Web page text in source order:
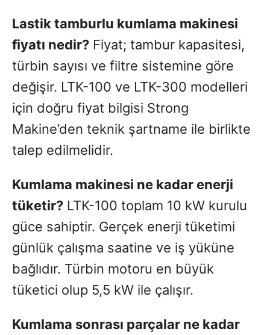
Lastik tamburlu kumlama makinesi
fiyatı nedir? Fiyat; tambur kapasitesi,
türbin sayısı ve filtre sistemine göre
değişir. LTK-100 ve LTK-300 modelleri
için doğru fiyat bilgisi Strong
Makine’den teknik şartname ile birlikte
talep edilmelidir.
Kumlama makinesi ne kadar enerji
tüketir? LTK-100 toplam 10 kW kurulu
güce sahiptir. Gerçek enerji tüketimi
günlük çalışma saatine ve iş yüküne
bağlıdır. Türbin motoru en büyük
tüketici olup 5,5 kW ile çalışır.
Kumlama sonrası parçalar ne kadar